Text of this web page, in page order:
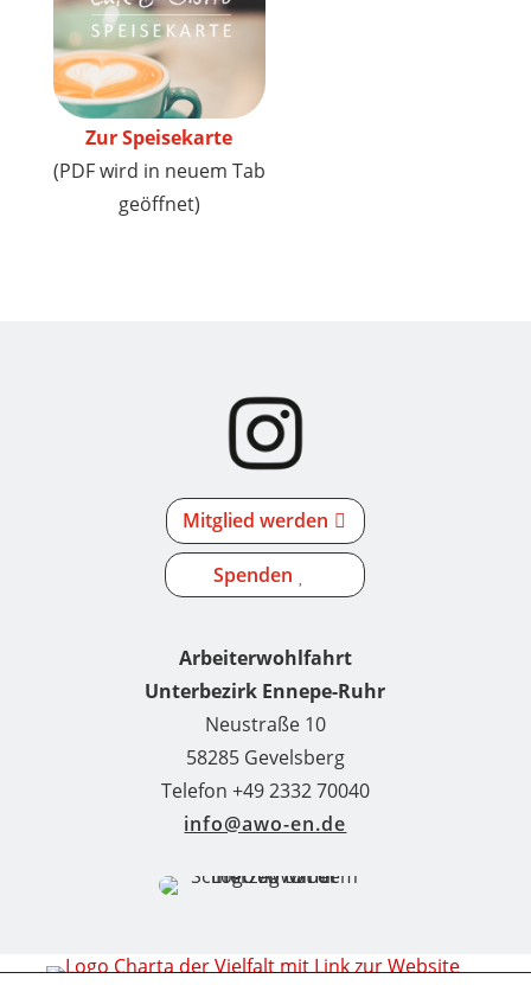
Zur Speisekarte
(PDF wird in neuem Tab
geöffnet)
Mitglied werden
Spenden
Arbeiterwohlfahrt
Unterbezirk Ennepe-Ruhr
Neustraße 10
58285 Gevelsberg
Telefon +49 2332 70040
info@awo-en.de